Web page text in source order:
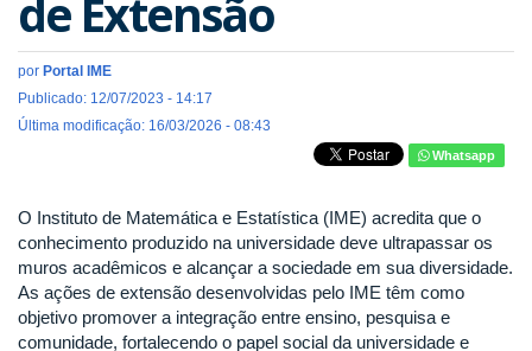
de Extensão
por Portal IME
Publicado: 12/07/2023 - 14:17
Última modificação: 16/03/2026 - 08:43
Whatsapp
O Instituto de Matemática e Estatística (IME) acredita que o
conhecimento produzido na universidade deve ultrapassar os
muros acadêmicos e alcançar a sociedade em sua diversidade.
As ações de extensão desenvolvidas pelo IME têm como
objetivo promover a integração entre ensino, pesquisa e
comunidade, fortalecendo o papel social da universidade e